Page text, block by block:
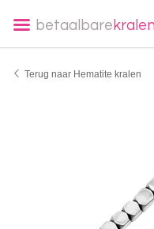
betaalbare kralen
Terug naar Hematite kralen